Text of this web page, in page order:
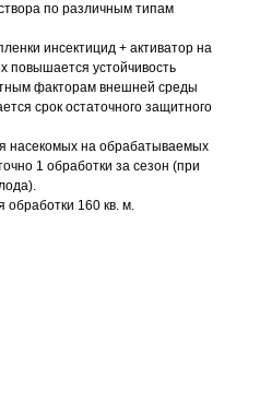
по различным типам
инсектицид + активатор на
повышается устойчивость
факторам внешней среды
срок остаточного защитного
насекомых на обрабатываемых
1 обработки за сезон (при
обработки 160 кв. м.